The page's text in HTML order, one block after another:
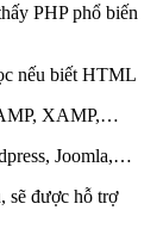
PHP phổ biến
nếu biết HTML
XAMP,…
Joomla,…
sẽ được hỗ trợ